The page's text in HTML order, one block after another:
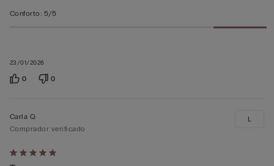
23/01/2026
Conforto: 5/5
0 0
Atribuiu
Carla Q
Comprador verificado
L